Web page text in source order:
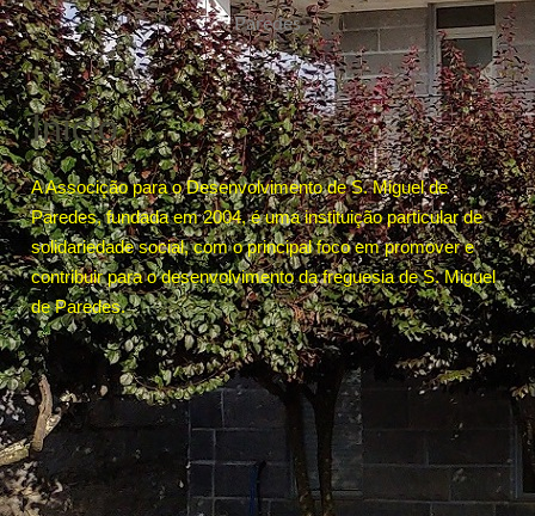
Paredes
Início
A Associção para o Desenvolvimento de S. Miguel de
Paredes, fundada em 2004, é uma instituição particular de
solidariedade social, com o principal foco em promover e
contribuir para o desenvolvimento da freguesia de S. Miguel
de Paredes.